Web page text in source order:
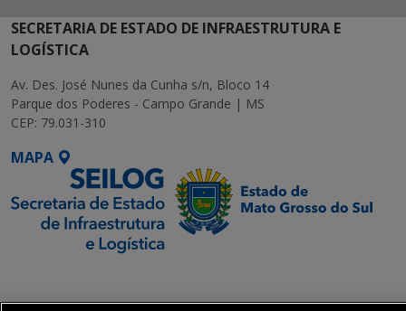
SECRETARIA DE ESTADO DE INFRAESTRUTURA E
LOGÍSTICA
Av. Des. José Nunes da Cunha s/n, Bloco 14
Parque dos Poderes - Campo Grande | MS
CEP: 79.031-310
MAPA
Executiva de